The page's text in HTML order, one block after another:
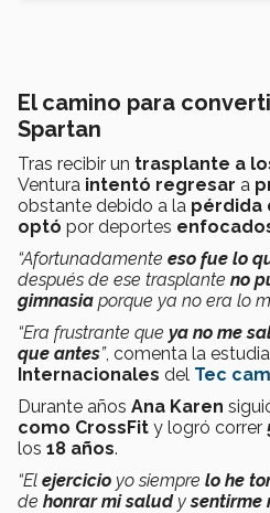
El camino para
Spartan
Tras recibir un trasplante a
Ventura intentó regresar a
obstante debido a la pérdida
optó por deportes
“Afortunadamente eso fue lo
después de ese trasplante no
gimnasia porque ya no era lo
“Era frustrante que ya no me
que antes”, comenta la
Internacionales del Tec
Durante años Ana Karen
como CrossFit y logró correr
los 18 años.
“El ejercicio yo siempre lo he
de honrar mi saludysentirme